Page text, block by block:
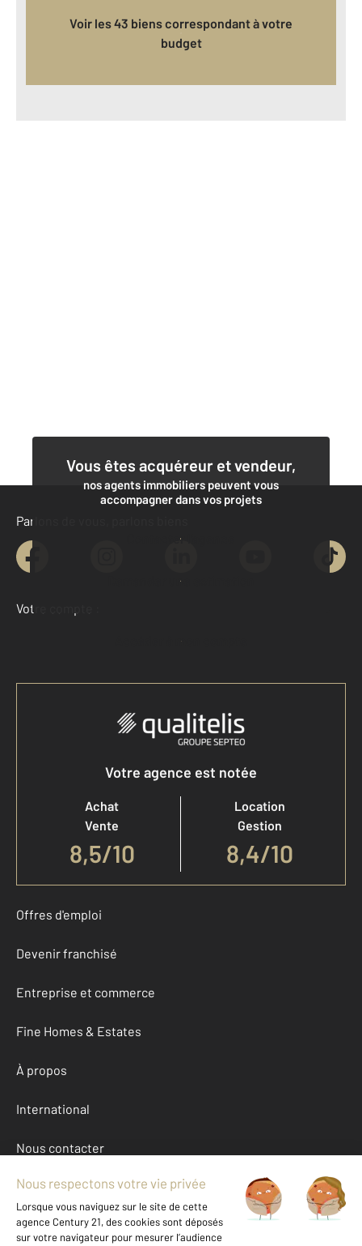
Voir les 43 biens correspondant à votre
budget
Vous êtes acquéreur et vendeur,
nos agents immobiliers peuvent vous
accompagner dans vos projets
Contacter l'agence
Demander une estimation
Parlons de vous, parlons biens
Votre compte :
Accéder à mon compte
Votre agence est notée
Achat
Vente
8,5/10
Location
Gestion
8,4/10
Offres d'emploi
Devenir franchisé
Entreprise et commerce
Fine Homes & Estates
À propos
International
Nous contacter
Mentions légales & CGU et Barèmes d'honoraires
Données personnelles